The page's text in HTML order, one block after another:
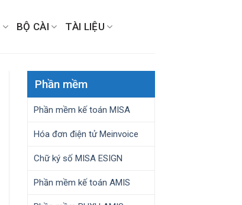
BỘ CÀI TÀI LIỆU
Phần mềm
Phần mềm kế toán MISA
Hóa đơn điện tử Meinvoice
Chữ ký số MISA ESIGN
Phần mềm kế toán AMIS